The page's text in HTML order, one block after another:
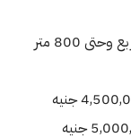
تبدأ من 128 متر مربع وحتى 800 متر
أسعار الشاليهات تبدأ من 4,500,000 جنيه
مصري، بينما أسعار الفيلات تبدأ من 5,000,000 جنيه